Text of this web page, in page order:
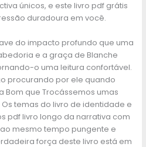
únicos, e este livro pdf grátis
duradoura em você.
do impacto profundo que uma
e a graça de Blanche
o uma leitura confortável.
procurando por ele quando
Bom que Trocássemos umas
temas do livro de identidade e
pdf livro longo da narrativa com
mesmo tempo pungente e
força deste livro está em